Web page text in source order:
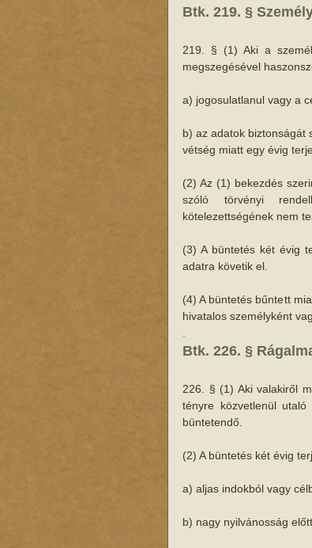
Btk. 219. §
219. § (1) Aki a
megszegésével
a) jogosulatlanul vagy a
b) az adatok biztonságát
vétség miatt egy évig
(2) Az (1) bekezdés
szóló törvényi
kötelezettségének nem
(3) A büntetés két évig
adatra követik el.
(4) A büntetés bűntett
hivatalos személyként
Btk. 226. §
226. § (1) Aki valakiről
tényre közvetlenül
büntetendő.
(2) A büntetés két évig
a) aljas indokból vagy
b) nagy nyilvánosság